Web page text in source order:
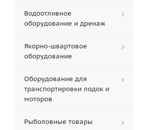
Водоотливное
оборудование и дренаж
Якорно-швартовое
оборудование
Оборудование для
транспортировки лодок и
моторов
Рыболовные товары